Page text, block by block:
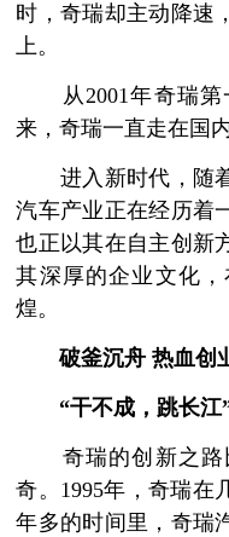
时，奇瑞却主动降速
上。
从2001年奇瑞第
来，奇瑞一直走在国
进入新时代，随着
汽车产业正在经历着
也正以其在自主创新
其深厚的企业文化
煌。
破釜沉舟 热血创
“干不成，跳长江
奇瑞的创新之路
奇。1995年，奇瑞在
年多的时间里，奇瑞